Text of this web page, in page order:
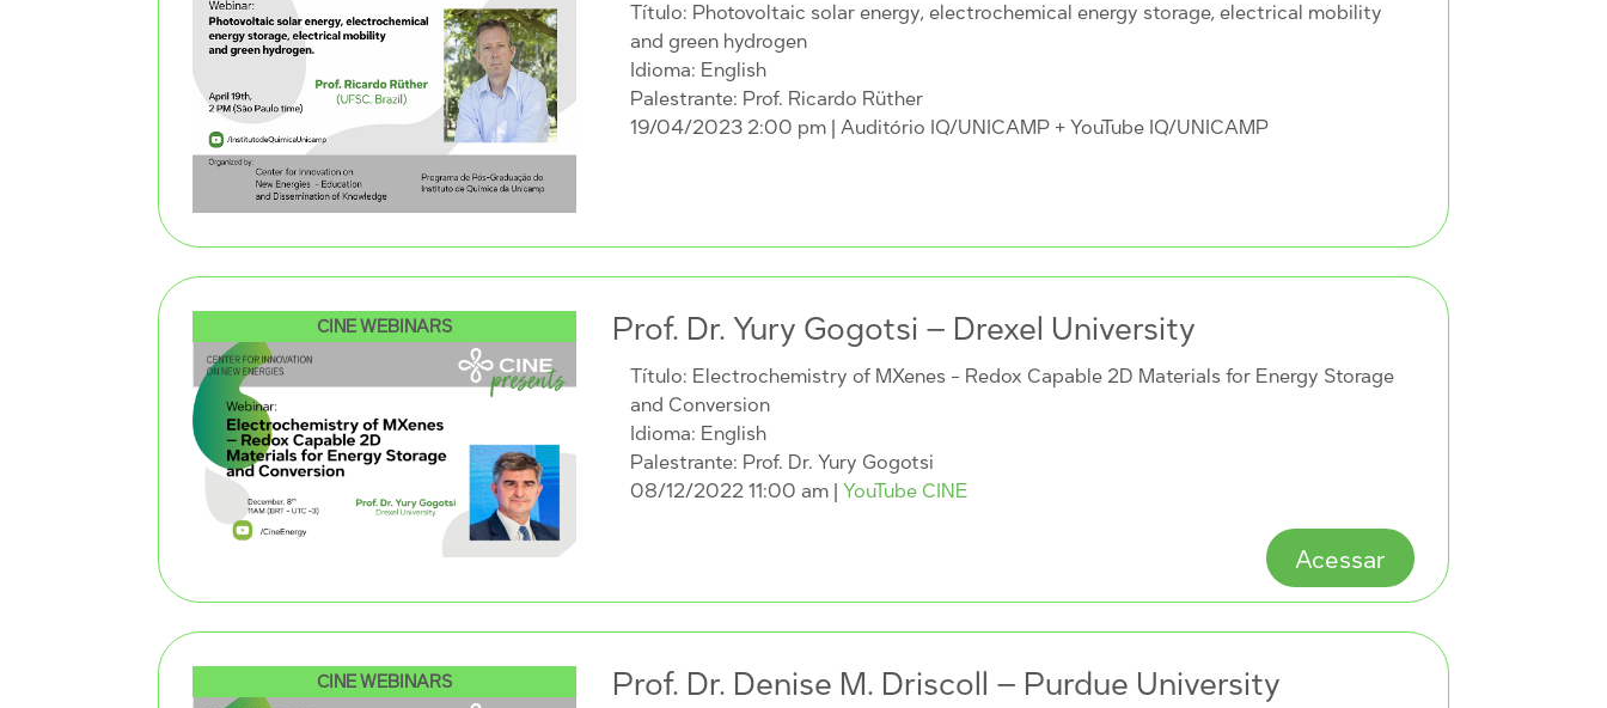
Título: Photovoltaic solar energy, electrochemical energy storage, electrical mobility
and green hydrogen
Idioma: English
Palestrante: Prof. Ricardo Rüther
19/04/2023 2:00 pm
| Auditório IQ/UNICAMP + YouTube IQ/UNICAMP
CINE WEBINARS Prof. Dr. Yury Gogotsi – Drexel University
Título: Electrochemistry of MXenes - Redox Capable 2D Materials for Energy Storage
and Conversion
Idioma: English
Palestrante: Prof. Dr. Yury Gogotsi
08/12/2022 11:00 am | YouTube CINE
Acessar
CINE WEBINARS Prof. Dr. Denise M. Driscoll – Purdue University